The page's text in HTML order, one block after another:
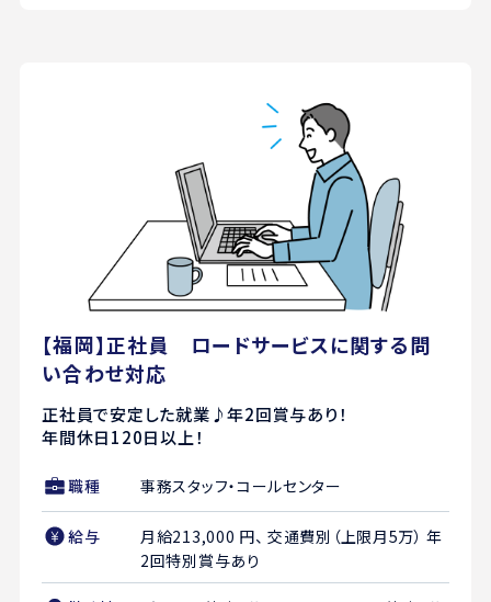
【福岡】正社員 ロードサービスに関する問
い合わせ対応
正社員で安定した就業♪年2回賞与あり！
年間休日120日以上！
職種 事務スタッフ・コールセンター
給与
月給213,000 円、 交通費別（上限月5万） 年
2回特別賞与あり